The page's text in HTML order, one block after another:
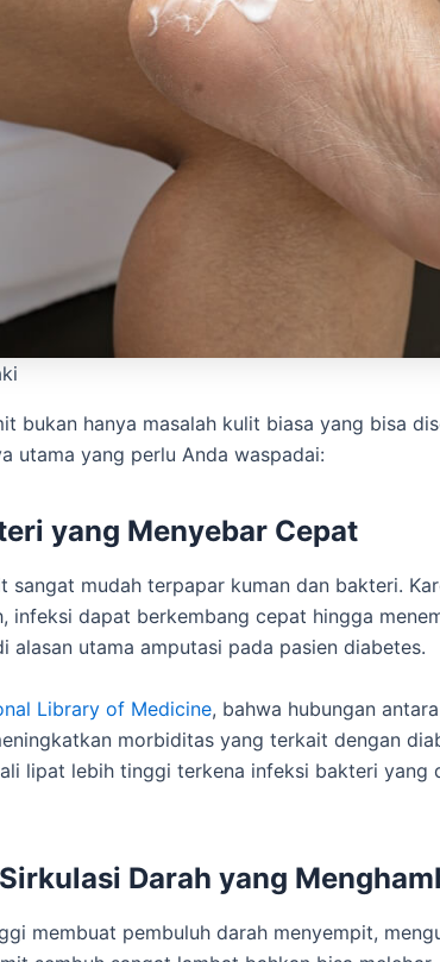
bukan hanya masalah kulit biasa yang bisa
utama yang perlu Anda waspadai:
yang Menyebar Cepat
sangat mudah terpapar kuman dan bakteri.
infeksi dapat berkembang cepat hingga
alasan utama amputasi pada pasien diabetes.
Library of Medicine, bahwa hubungan
morbiditas yang terkait dengan
lipat lebih tinggi terkena infeksi bakteri
Darah yang
membuat pembuluh darah menyempit,